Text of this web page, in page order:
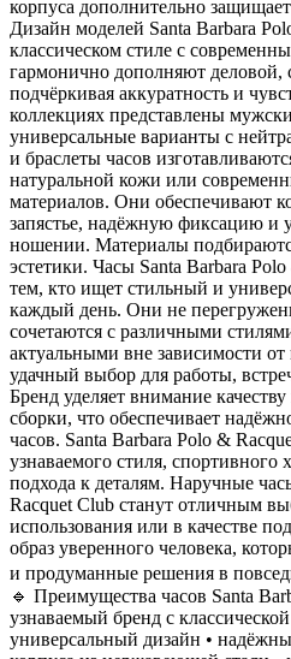
корпуса дополнительно
Дизайн моделей Santa Barbara
классическом стиле с
гармонично дополняют деловой,
подчёркивая аккуратность и
коллекциях представлены
универсальные варианты с
и браслеты часов
натуральной кожи или
материалов. Они обеспечивают
запястье, надёжную фиксацию и
ношении. Материалы
эстетики. Часы Santa Barbara
тем, кто ищет стильный и
каждый день. Они не
сочетаются с различными
актуальными вне зависимости
удачный выбор для работы,
Бренд уделяет внимание
сборки, что обеспечивает
часов. Santa Barbara Polo &
узнаваемого стиля, спортивного
подхода к деталям. Наручные
Racquet Club станут отличным
использования или в качестве
образ уверенного человека,
и продуманные решения в
🔹 Преимущества часов Santa
узнаваемый бренд с
универсальный дизайн •